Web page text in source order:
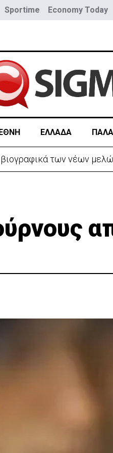
Sportime Economy Today
ΕΛΛΑΔΑ
37χρονο-Παρίστανε τον